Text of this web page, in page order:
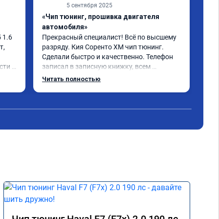
1.6
и
5 сентября 2025
«Чип тюнинг, прошивка двигателя
автомобиля»
Прекрасный специалист! Всё по высшему
разряду. Кия Соренто XM чип тюнинг.
Сделали быстро и качественно. Телефон
записал в записную книжку, всем
рекомендую! Еще вот поеду в ближайшее
Читать полностью